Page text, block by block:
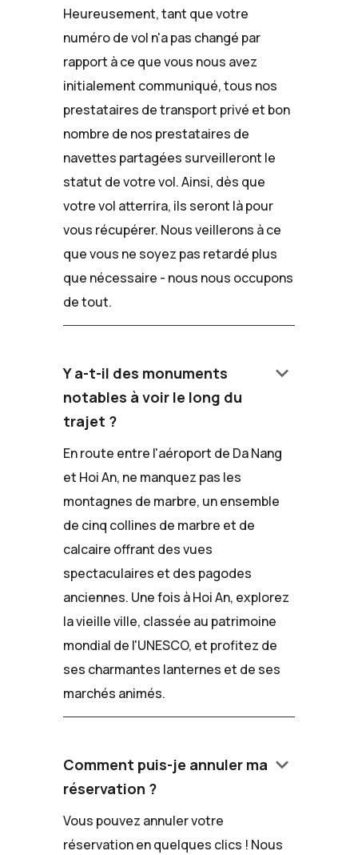
Heureusement, tant que votre
numéro de vol n'a pas changé par
rapport à ce que vous nous avez
initialement communiqué, tous nos
prestataires de transport privé et bon
nombre de nos prestataires de
navettes partagées surveilleront le
statut de votre vol. Ainsi, dès que
votre vol atterrira, ils seront là pour
vous récupérer. Nous veillerons à ce
que vous ne soyez pas retardé plus
que nécessaire - nous nous occupons
de tout.
Y a-t-il des monuments
notables à voir le long du
trajet ?
keyboard_arrow_down
En route entre l'aéroport de Da Nang
et Hoi An, ne manquez pas les
montagnes de marbre, un ensemble
de cinq collines de marbre et de
calcaire offrant des vues
spectaculaires et des pagodes
anciennes. Une fois à Hoi An, explorez
la vieille ville, classée au patrimoine
mondial de l'UNESCO, et profitez de
ses charmantes lanternes et de ses
marchés animés.
Comment puis-je annuler ma
réservation ?
keyboard_arrow_down
Vous pouvez annuler votre
réservation en quelques clics ! Nous